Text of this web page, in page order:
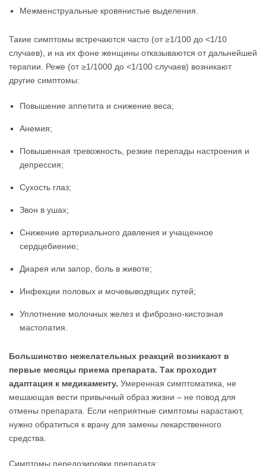
Межменструальные кровянистые выделения.
Такие симптомы встречаются часто (от ≥1/100 до <1/10
случаев), и на их фоне женщины отказываются от дальнейшей
терапии. Реже (от ≥1/1000 до <1/100 случаев) возникают
другие симптомы:
Повышение аппетита и снижение веса;
Анемия;
Повышенная тревожность, резкие перепады настроения и
депрессия;
Сухость глаз;
Звон в ушах;
Снижение артериального давления и учащенное
сердцебиение;
Диарея или запор, боль в животе;
Инфекции половых и мочевыводящих путей;
Уплотнение молочных желез и фиброзно-кистозная
мастопатия.
Большинство нежелательных реакций возникают в
первые месяцы приема препарата. Так проходит
адаптация к медикаменту. Умеренная симптоматика, не
мешающая вести привычный образ жизни – не повод для
отмены препарата. Если неприятные симптомы нарастают,
нужно обратиться к врачу для замены лекарственного
средства.
Симптомы передозировки препарата: